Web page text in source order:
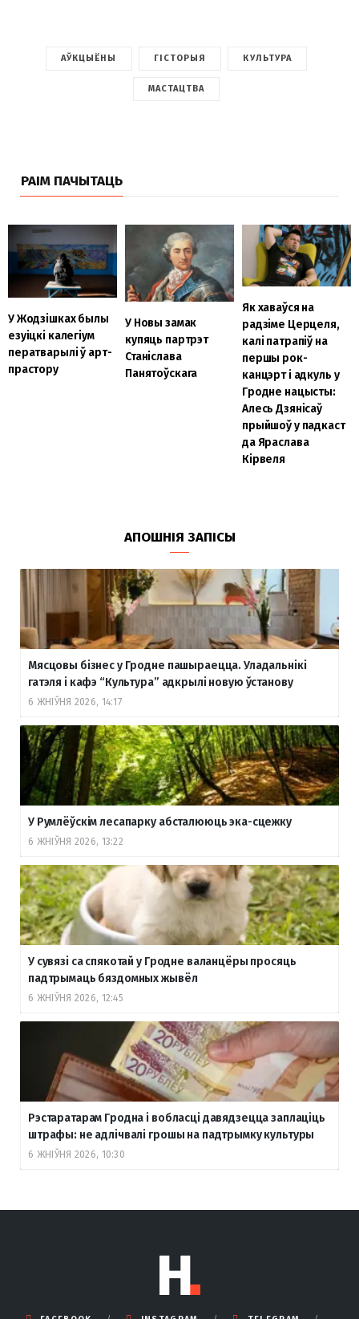
АЎКЦЫЁНЫ ГІСТОРЫЯ КУЛЬТУРА
МАСТАЦТВА
РАІМ ПАЧЫТАЦЬ
У Жодзішках былы
езуіцкі калегіум
ператварылі ў арт-
прастору
У Новы замак
купяць партрэт
Станіслава
Панятоўскага
Як хаваўся на
радзіме Церцеля,
калі патрапіў на
першы рок-
канцэрт і адкуль у
Гродне нацысты:
Алесь Дзянісаў
прыйшоў у падкаст
да Яраслава
Кірвеля
АПОШНІЯ ЗАПІСЫ
Мясцовы бізнес у Гродне пашыраецца. Уладальнікі
гатэля і кафэ “Культура” адкрылі новую ўстанову
6 ЖНІЎНЯ 2026, 14:17
У Румлёўскім лесапарку абсталююць эка-сцежку
6 ЖНІЎНЯ 2026, 13:22
У сувязі са спякотай у Гродне валанцёры просяць
падтрымаць бяздомных жывёл
6 ЖНІЎНЯ 2026, 12:45
Рэстаратарам Гродна і вобласці давядзецца заплаціць
штрафы: не адлічвалі грошы на падтрымку культуры
6 ЖНІЎНЯ 2026, 10:30